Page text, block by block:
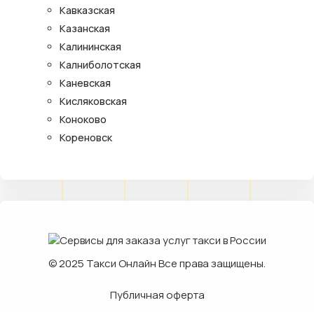
Кавказская
Казанская
Калининская
Калниболотская
Каневская
Кисляковская
Коноково
Кореновск
© 2025 Такси ОнлайнВсе права защищены.
Публичная оферта